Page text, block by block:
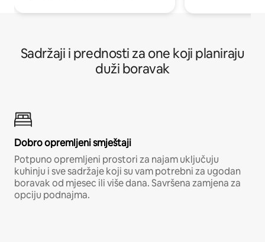
Sadržaji i prednosti za one koji planiraju
duži boravak
Dobro opremljeni smještaji
Potpuno opremljeni prostori za najam uključuju
kuhinju i sve sadržaje koji su vam potrebni za ugodan
boravak od mjesec ili više dana. Savršena zamjena za
opciju podnajma.